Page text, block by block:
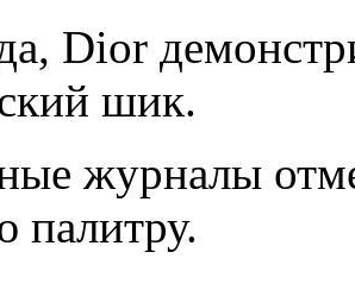
Dior
шик.
журналы
палитру.